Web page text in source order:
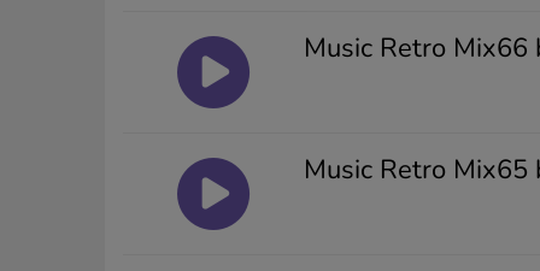
Music Retro Mix66
Music Retro Mix65